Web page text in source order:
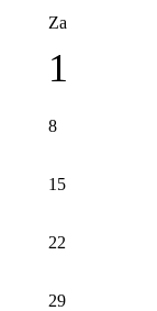
Za
1
8
15
22
29